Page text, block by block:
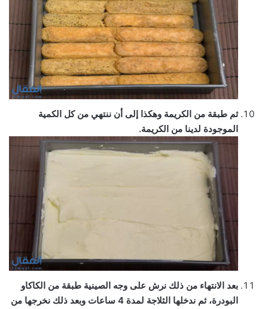
ثم طبقة من الكريمة وهكذا إلى أن ننتهي من كل الكمية
الموجودة لدينا من الكريمة.
بعد الانتهاء من ذلك نرش على وجه الصينية طبقة من الكاكاو
البودرة، ثم ندخلها الثلاجة لمدة 4 ساعات وبعد ذلك نخرجها من